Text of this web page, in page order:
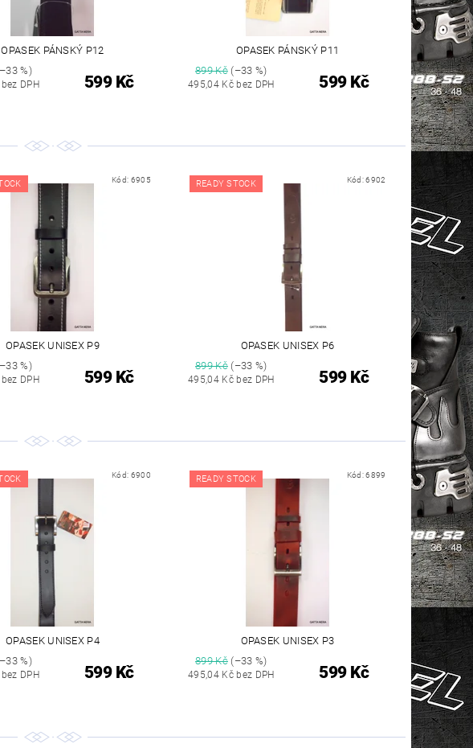
OPASEK PÁNSKÝ P12
%)
DPH 599 Kč
OPASEK PÁNSKÝ P11
899 Kč (–33 %)
495,04 Kč bez DPH 599 Kč
Kód: 6905
OPASEK UNISEX P9
%)
DPH 599 Kč
READY STOCK Kód:6902
OPASEK UNISEX P6
899 Kč (–33 %)
495,04 Kč bez DPH 599 Kč
Kód: 6900
OPASEK UNISEX P4
%)
DPH 599 Kč
READY STOCK Kód:6899
OPASEK UNISEX P3
899 Kč (–33 %)
495,04 Kč bez DPH 599 Kč